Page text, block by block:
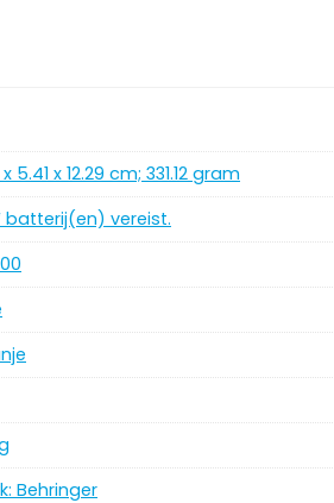
x 5.41 x 12.29 cm; 331.12 gram
batterij(en) vereist.
Behringer